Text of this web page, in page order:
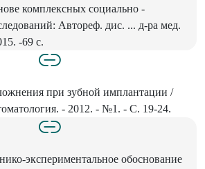
комплексных социально -
Автореф. дис. ... д-ра мед.
-69 с.
при зубной имплантации /
- 2012. - №1. - С. 19-24.
экспериментальное обоснование